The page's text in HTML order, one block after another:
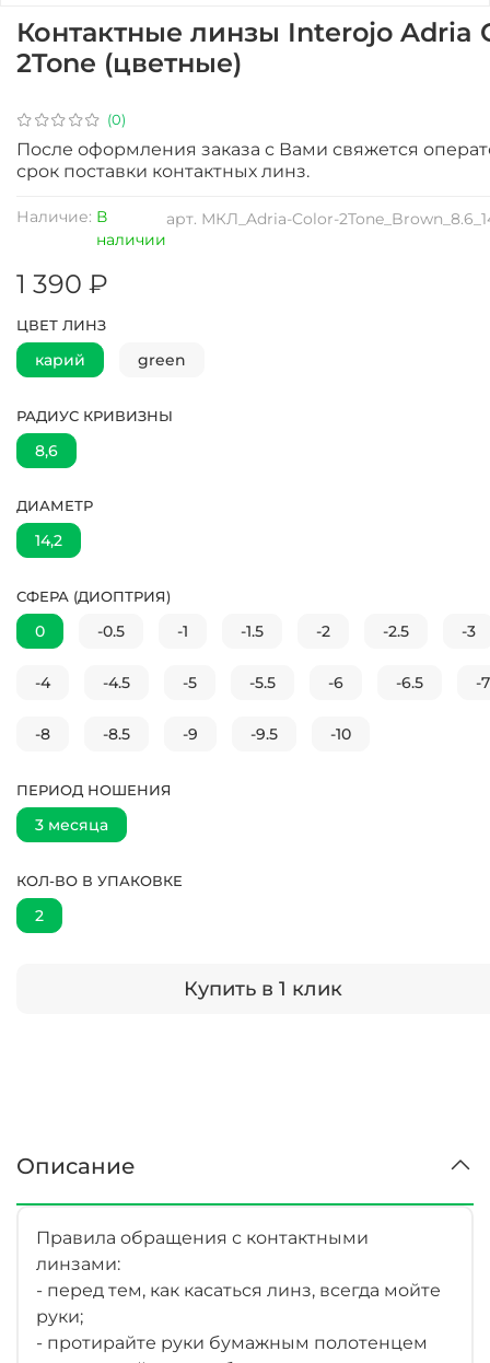
(0)
арт. МКЛ_Adria-Color-
Наличие: В
наличии
Контактные линзы Interojo Adria
2Tone (цветные)
1 390 ₽
Купить в 1 клик
ЦВЕТ ЛИНЗ
карий green
РАДИУС КРИВИЗНЫ
8,6
ДИАМЕТР
14,2
СФЕРА (ДИОПТРИЯ)
0 -0.5 -1 -1.5 -2 -2.5 -3
-4 -4.5 -5 -5.5 -6 -6.5 -7
-8 -8.5 -9 -9.5 -10
ПЕРИОД НОШЕНИЯ
3 месяца
КОЛ-ВО В УПАКОВКЕ
2
После оформления заказа с Вами свяжется
срок поставки контактных линз.
Описание
Правила обращения с контактными
линзами:
- перед тем, как касаться линз, всегда мойте
руки;
- протирайте руки бумажным полотенцем